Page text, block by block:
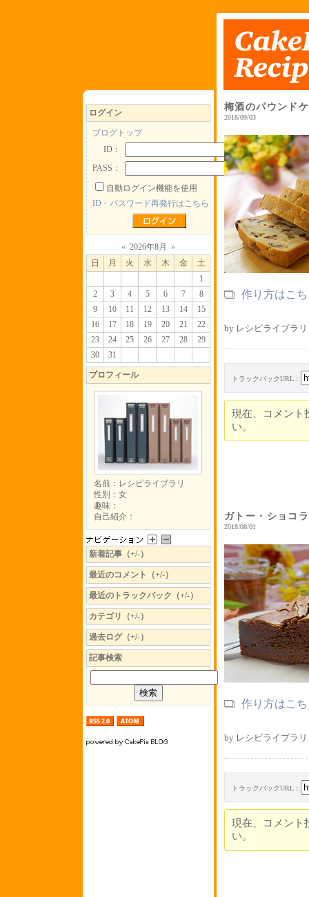
ログイン
ブログトップ
ID：
PASS：
自動ログイン機能を使用
ID・パスワード再発行はこちら
« 2026年8月 »
日
月 火 水 木 金
土
1
2
3 4 5 6 7
8
9
10 11 12 13 14
15
16
17 18 19 20 21
22
23
24 25 26 27 28
29
30
31
プロフィール
名前：レシピライブラリ
性別：女
趣味：
自己紹介：
新着記事（+/-）
最近のコメント（+/-）
最近のトラックバック（+/-）
カテゴリ（+/-）
過去ログ（+/-）
記事検索
梅酒のパウンド
2018/09/03
作り方はこ
by レシピライブラ
トラックバックURL：
現在、コメント
い。
ガトー・ショコ
2018/08/01
作り方はこ
by レシピライブラ
トラックバックURL：
現在、コメント
い。